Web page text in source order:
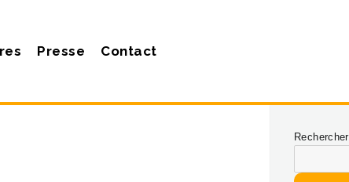
Presse Contact
Rechercher